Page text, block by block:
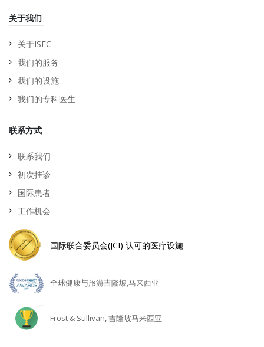
关于我们
关于ISEC
我们的服务
我们的设施
我们的专科医生
联系方式
联系我们
初次挂诊
国际患者
工作机会
国际联合委员会(JCI) 认可的医疗设施
全球健康与旅游吉隆坡,马来西亚
Frost & Sullivan, 吉隆坡马来西亚